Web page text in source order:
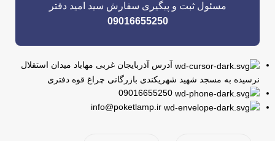
مسئول ثبت و پیگیری سفارش سید امید دفتر
09016655250
آدرس آذربایجان غربی مهاباد میدان استقلال
نرسیده به مسجد شهید شهریکندی بازرگانی چراغ قوه دفتری
09016655250
info@poketlamp.ir